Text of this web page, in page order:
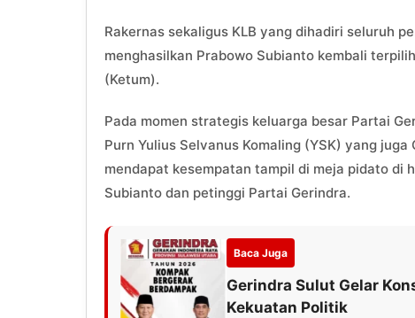
Rakernas sekaligus KLB yang dihadiri seluruh
menghasilkan Prabowo Subianto kembali
(Ketum).
Pada momen strategis keluarga besar Partai
Purn Yulius Selvanus Komaling (YSK) yang
mendapat kesempatan tampil di meja pidato di
Subianto dan petinggi Partai Gerindra.
Baca Juga
Gerindra Sulut Gelar
Kekuatan Politik